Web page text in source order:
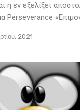
η εν εξελίξει
Perseverance
2021